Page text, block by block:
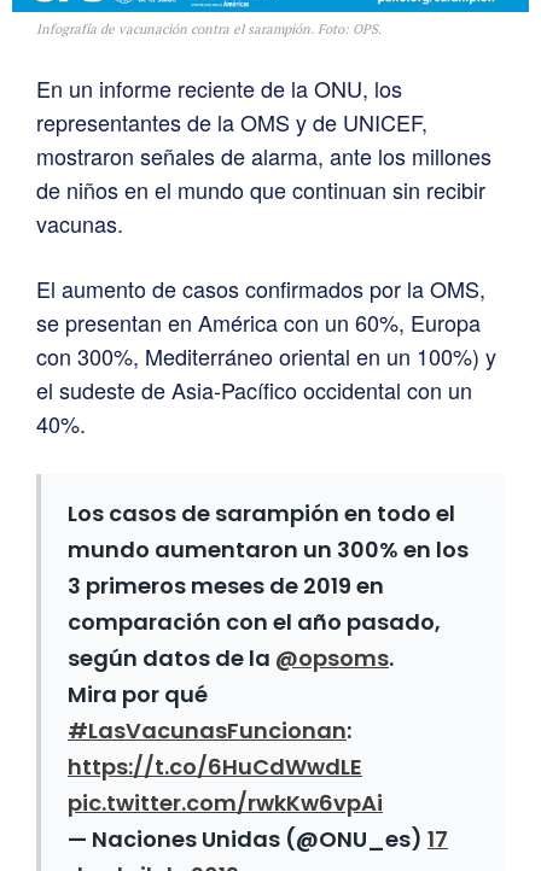
Infografía de vacunación contra el sarampión. Foto: OPS.
En un informe reciente de la ONU, los
representantes de la OMS y de UNICEF,
mostraron señales de alarma, ante los millones
de niños en el mundo que continuan sin recibir
vacunas.
El aumento de casos confirmados por la OMS,
se presentan en América con un 60%, Europa
con 300%, Mediterráneo oriental en un 100%) y
el sudeste de Asia-Pacífico occidental con un
40%.
Los casos de sarampión en todo el
mundo aumentaron un 300% en los
3 primeros meses de 2019 en
comparación con el año pasado,
según datos de la @opsoms.
Mira por qué
#LasVacunasFuncionan:
https://t.co/6HuCdWwdLE
pic.twitter.com/rwkKw6vpAi
— Naciones Unidas (@ONU_es) 17